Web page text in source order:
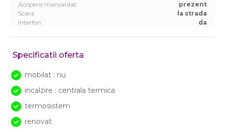
Acoperis mansardat:
prezent
Scara:
la strada
Interfon:
da
Specificatii oferta
mobilat : nu
incalzire : centrala termica
termosistem
renovat